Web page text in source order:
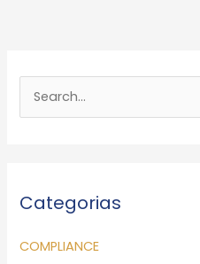
u
s
Categorias
COMPLIANCE